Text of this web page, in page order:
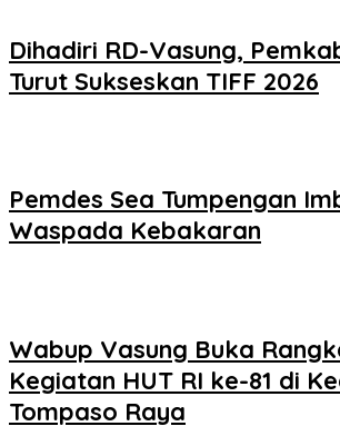
Dihadiri RD-Vasung,
Turut Sukseskan TIFF 2026
Pemdes Sea Tumpengan
Waspada Kebakaran
Wabup Vasung Buka
Kegiatan HUT RI ke-81 di
Tompaso Raya